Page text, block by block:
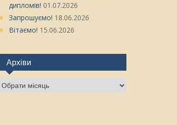
дипломів! 01.07.2026
Запрошуємо! 18.06.2026
Вітаємо! 15.06.2026
Архіви
Архіви